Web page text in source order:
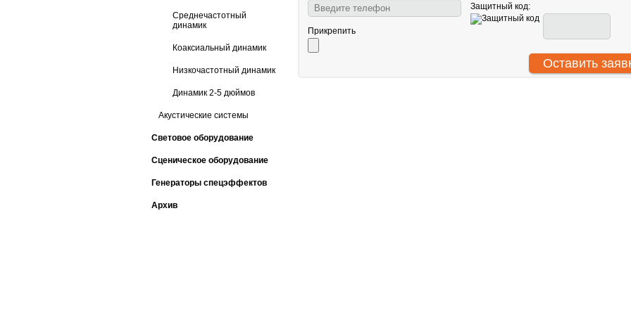
Среднечастотный
динамик
Коаксиальный динамик
Низкочастотный динамик
Динамик 2-5 дюймов
Акустические системы
Световое оборудование
Сценическое оборудование
Генераторы спецэффектов
Архив
Прикрепить
Защитный код: